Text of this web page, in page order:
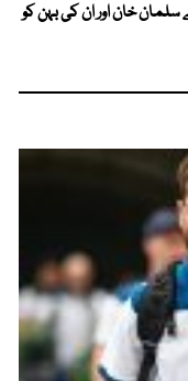
خان اور ان کی بہن کو